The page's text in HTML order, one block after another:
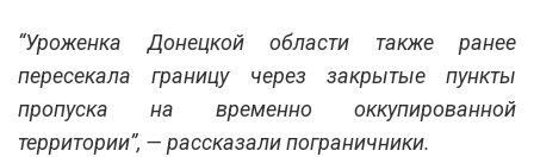
“Уроженка Донецкой области также ранее
пересекала границу через закрытые пункты
пропуска на временно оккупированной
территории”, — рассказали пограничники.